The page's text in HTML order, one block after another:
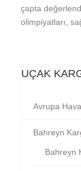
çapta
olimpiyatları,
UÇAK
Avrupa
Bahreyn
Bahreyn